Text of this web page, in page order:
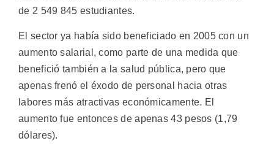
de 2 549 845 estudiantes.
El sector ya había sido beneficiado en 2005 con un
aumento salarial, como parte de una medida que
benefició también a la salud pública, pero que
apenas frenó el éxodo de personal hacia otras
labores más atractivas económicamente. El
aumento fue entonces de apenas 43 pesos (1,79
dólares).